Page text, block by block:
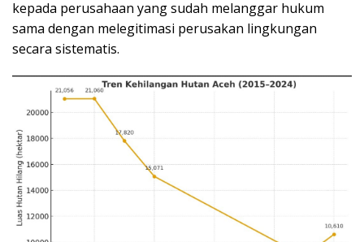
kepada perusahaan yang sudah melanggar hukum
sama dengan melegitimasi perusakan lingkungan
secara sistematis.